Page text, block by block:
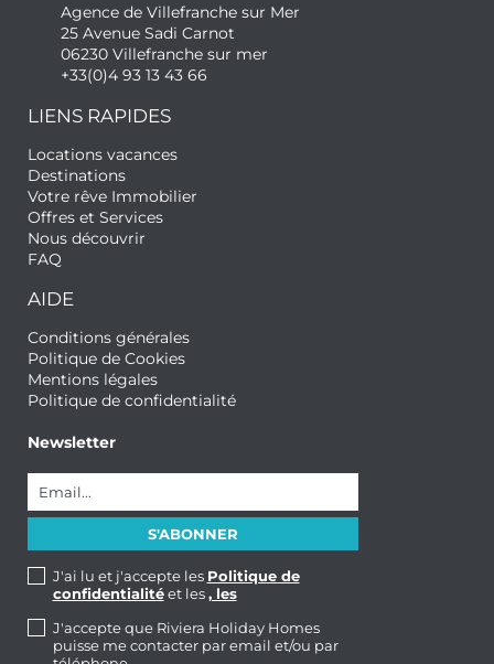
Agence de Villefranche sur Mer
25 Avenue Sadi Carnot
06230 Villefranche sur mer
+33(0)4 93 13 43 66
LIENS RAPIDES
Locations vacances
Destinations
Votre rêve Immobilier
Offres et Services
Nous découvrir
FAQ
AIDE
Conditions générales
Politique de Cookies
Mentions légales
Politique de confidentialité
Newsletter
J'ai lu et j'accepte les Politique de
confidentialitéet les, les
J'accepte que Riviera Holiday Homes
puisse me contacter par email et/ou par